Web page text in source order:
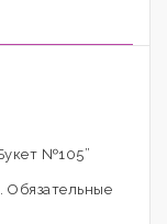
№105”
Обязательные